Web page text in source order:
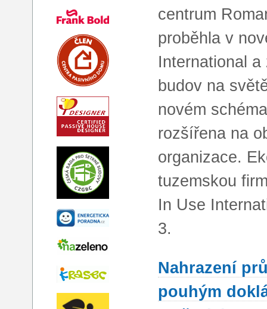
centrum
proběhla v
International
budov na
novém
rozšířena na
organizace.
tuzemskou
In Use
3.
Nahrazení
pouhým